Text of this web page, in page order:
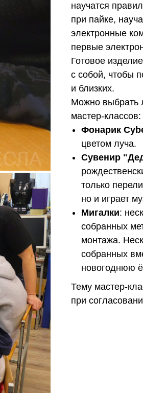
научатся
при пайке,
электронные
первые
Готовое
с собой, чтобы
и близких.
Можно выбрать
мастер-классов:
Фонарик
цветом луча.
Сувенир
только
но и играет
Мигалки:
собранных
монтажа.
собранных
новогоднюю
Тему мастер-
при